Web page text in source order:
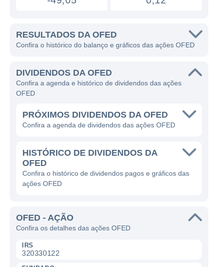
RESULTADOS DA OFED
Confira o histórico do balanço e gráficos das ações OFED
DIVIDENDOS DA OFED
Confira a agenda e histórico de dividendos das ações
OFED
PRÓXIMOS DIVIDENDOS DA OFED
Confira a agenda de dividendos das ações OFED
HISTÓRICO DE DIVIDENDOS DA
OFED
Confira o histórico de dividendos pagos e gráficos das
ações OFED
OFED - AÇÃO
Confira os detalhes das ações OFED
IRS
320330122